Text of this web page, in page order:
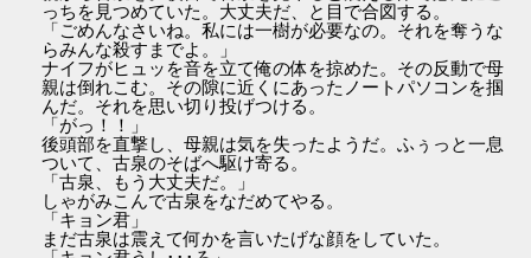
っちを見つめていた。大丈夫だ、と目で合図する。
「ごめんなさいね。私には一樹が必要なの。それを奪うな
らみんな殺すまでよ。」
ナイフがヒュッを音を立て俺の体を掠めた。その反動で母
親は倒れこむ。その隙に近くにあったノートパソコンを掴
んだ。それを思い切り投げつける。
「がっ！！」
後頭部を直撃し、母親は気を失ったようだ。ふぅっと一息
ついて、古泉のそばへ駆け寄る。
「古泉、もう大丈夫だ。」
しゃがみこんで古泉をなだめてやる。
「キョン君」
まだ古泉は震えて何かを言いたげな顔をしていた。